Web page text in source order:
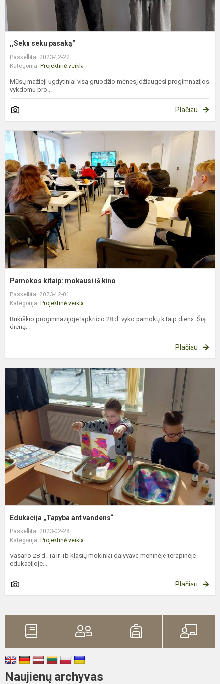
,,Seku seku pasaką"
Paskelbta: 2023-12-22
Kategorija: Projektinė veikla
Mūsų mažieji ugdytiniai visą gruodžio mėnesį džiaugėsi progimnazijos
vykdomu pro...
Plačiau
Pamokos kitaip: mokausi iš kino
Paskelbta: 2023-12-01
Kategorija: Projektinė veikla
Bukiškio progimnazijoje lapkričio 28 d. vyko pamokų kitaip diena. Šią
dieną...
Plačiau
Edukacija „Tapyba ant vandens“
Paskelbta: 2023-02-28
Kategorija: Projektinė veikla
Vasario 28 d. 1a ir 1b klasių mokiniai dalyvavo meninėje-terapinėje
edukacijoje...
Plačiau
Naujienų archyvas